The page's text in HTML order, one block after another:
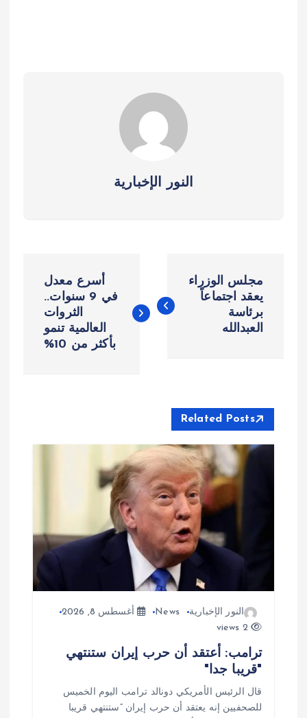
النور الإخبارية
ص
ت
مجلس الوزراء
يعقد اجتماعاً
برئاسة
العبدالله
أسرع معدل
في 9 سنوات..
الثروات
العالمية تنمو
بأكثر من 10%
Related Posts
النور الإخبارية News
أغسطس 8, 2026
2 views
ترامب: أعتقد أن حرب إيران ستنتهي
"قريبا جدا"
قال الرئيس الأمريكي دونالد ترامب اليوم الخميس
للصحفيين إنه يعتقد أن حرب إيران “ستنتهي قريبا